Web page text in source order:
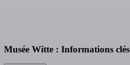
Musée Witte : Informations clés